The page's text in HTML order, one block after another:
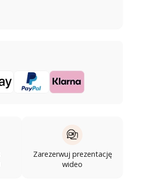
Zarezerwuj prezentację
wideo